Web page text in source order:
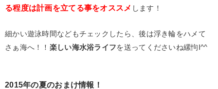
る程度は計画を立てる事をオススメ します！
細かい遊泳時間などもチェックしたら、後は浮き輪をハメて
さぁ海へ！！ 楽しい海水浴ライフを送ってくださいね縲怐I^^
2015年の夏のおまけ情報！